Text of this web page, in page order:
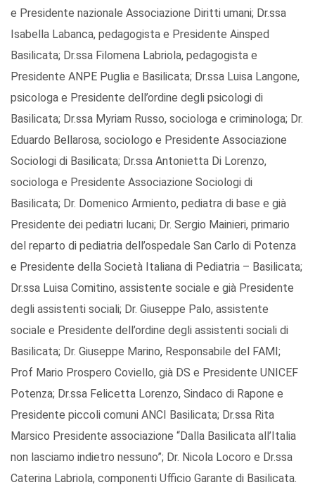
e Presidente nazionale Associazione Diritti umani; Dr.ssa
Isabella Labanca, pedagogista e Presidente Ainsped
Basilicata; Dr.ssa Filomena Labriola, pedagogista e
Presidente ANPE Puglia e Basilicata; Dr.ssa Luisa Langone,
psicologa e Presidente dell’ordine degli psicologi di
Basilicata; Dr.ssa Myriam Russo, sociologa e criminologa; Dr.
Eduardo Bellarosa, sociologo e Presidente Associazione
Sociologi di Basilicata; Dr.ssa Antonietta Di Lorenzo,
sociologa e Presidente Associazione Sociologi di
Basilicata; Dr. Domenico Armiento, pediatra di base e già
Presidente dei pediatri lucani; Dr. Sergio Mainieri, primario
del reparto di pediatria dell’ospedale San Carlo di Potenza
e Presidente della Società Italiana di Pediatria – Basilicata;
Dr.ssa Luisa Comitino, assistente sociale e già Presidente
degli assistenti sociali; Dr. Giuseppe Palo, assistente
sociale e Presidente dell’ordine degli assistenti sociali di
Basilicata; Dr. Giuseppe Marino, Responsabile del FAMI;
Prof Mario Prospero Coviello, già DS e Presidente UNICEF
Potenza; Dr.ssa Felicetta Lorenzo, Sindaco di Rapone e
Presidente piccoli comuni ANCI Basilicata; Dr.ssa Rita
Marsico Presidente associazione “Dalla Basilicata all’Italia
non lasciamo indietro nessuno”; Dr. Nicola Locoro e Dr.ssa
Caterina Labriola, componenti Ufficio Garante di Basilicata.